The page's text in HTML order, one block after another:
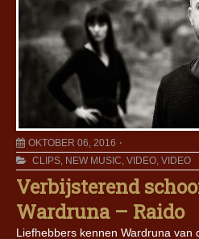
OKTOBER 06, 2016
CLIPS, NEW MUSIC, VIDEO, VIDEO
Verbijsterend
Wardruna – Raido
Liefhebbers kennen Wardruna van